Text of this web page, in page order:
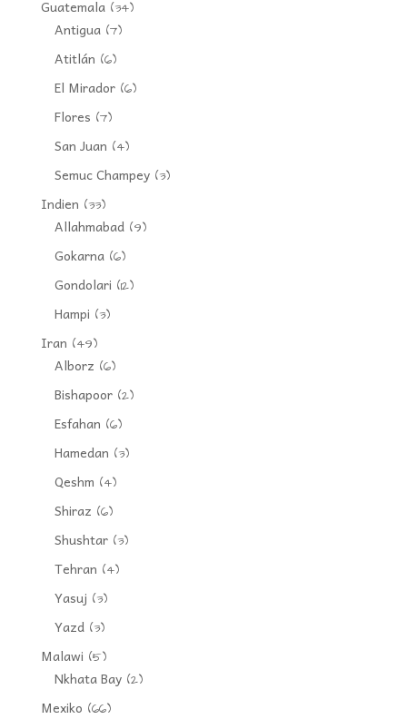
Guatemala(34)
Antigua(7)
Atitlán (6)
El Mirador(6)
Flores (7)
San Juan (4)
Semuc Champey(3)
Indien (33)
Allahmabad(9)
Gokarna(6)
Gondolari (12)
Hampi (3)
Iran (49)
Alborz (6)
Bishapoor(2)
Esfahan (6)
Hamedan (3)
Qeshm (4)
Shiraz (6)
Shushtar(3)
Tehran (4)
Yasuj (3)
Yazd(3)
Malawi (5)
Nkhata Bay(2)
Mexiko (66)